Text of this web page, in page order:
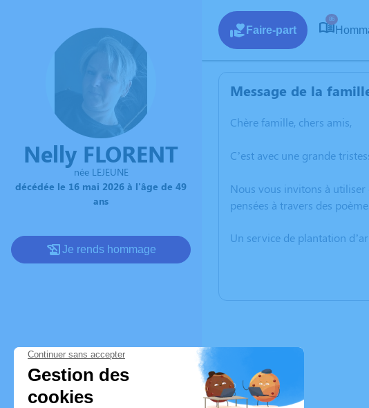
Nelly FLORENT
née LEJEUNE
décédée le 16 mai 2026 à l'âge de 49
ans
Je rends hommage
Faire-part
86
Message de la
Chère famille, chers amis,
C’est avec une grande
Nous vous invitons à utiliser
pensées à travers des
Un service de plantation